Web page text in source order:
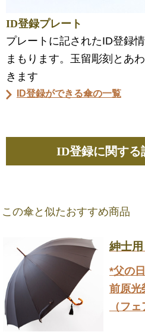
ID登録プレート
プレートに記されたID登録
まもります。玉留彫刻とあ
きます
ID登録ができる傘の一覧
ID登録に関する
この傘と似たおすすめ商品
紳士用
*父の
前原光
（フ